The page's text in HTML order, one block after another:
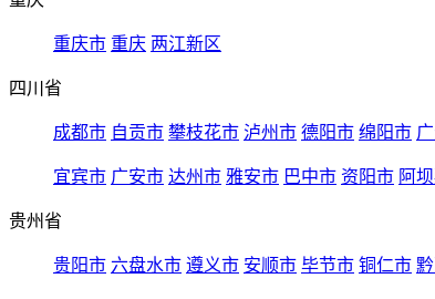
重庆市 重庆 两江新区
四川省
成都市 自贡市 攀枝花市 泸州市 德阳市 绵阳市
宜宾市 广安市 达州市 雅安市 巴中市 资阳市 阿
贵州省
贵阳市 六盘水市 遵义市 安顺市 毕节市 铜仁市